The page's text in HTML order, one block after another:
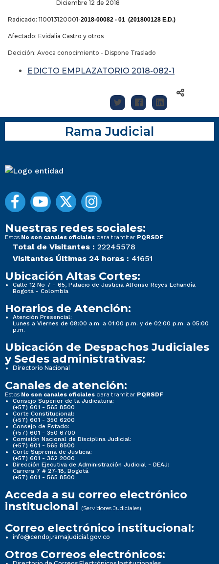
Diciembre 12 de 2018
Radicado: 110013120001-2018-00082 - 01 (201800128 E.D.)
Afectado: Evidalia Castro y otros
Decición: Avoca conocimiento - Dispone Traslado
EDICTO EMPLAZATORIO 2018-082-1
Rama Judicial
Nuestras redes sociales:
Estos No son canales oficiales para tramitar PQRSDF
Total de Visitantes : 22245578
Visitantes Últimas 24 horas : 41651
Ubicación Altas Cortes:
Calle 12 No 7 - 65, Palacio de Justicia Alfonso Reyes Echandía
Bogotá - Colombia
Horarios de Atención:
Atención Presencial:
Lunes a Viernes de 08:00 a.m. a 01:00 p.m. y de 02:00 p.m. a 05:00
p.m.
Ubicación de Despachos Judiciales
y Sedes administrativas:
Directorio Nacional
Canales de atención:
Estos No son canales oficiales para tramitar PQRSDF
Consejo Superior de la Judicatura:
(+57) 601 - 565 8500
Corte Constitucional:
(+57) 601 - 350 6200
Consejo de Estado:
(+57) 601 - 350 6700
Comisión Nacional de Disciplina Judicial:
(+57) 601 - 565 8500
Corte Suprema de Justicia:
(+57) 601 - 362 2000
Dirección Ejecutiva de Administración Judicial - DEAJ:
Carrera 7 # 27-18, Bogotá
(+57) 601 - 565 8500
Acceda a su correo electrónico
institucional (Servidores Judiciales)
Correo electrónico institucional:
info@cendoj.ramajudicial.gov.co
Otros Correos electrónicos: